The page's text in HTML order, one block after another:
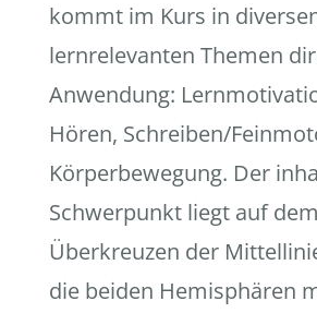
kommt im Kurs in
lernrelevanten Themen
Anwendung:
Hören, Schreiben/
Körperbewegung. Der
Schwerpunkt liegt auf dem
Überkreuzen der
die beiden Hemisphären